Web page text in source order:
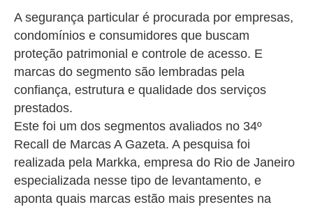
A segurança particular é procurada por empresas,
condomínios e consumidores que buscam
proteção patrimonial e controle de acesso. E
marcas do segmento são lembradas pela
confiança, estrutura e qualidade dos serviços
prestados.
Este foi um dos segmentos avaliados no 34º
Recall de Marcas A Gazeta. A pesquisa foi
realizada pela Markka, empresa do Rio de Janeiro
especializada nesse tipo de levantamento, e
aponta quais marcas estão mais presentes na